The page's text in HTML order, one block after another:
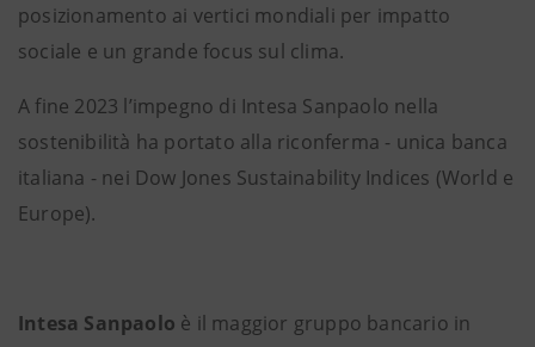
posizionamento ai vertici mondiali per impatto
sociale e un grande focus sul clima.
A fine 2023 l’impegno di Intesa Sanpaolo nella
sostenibilità ha portato alla riconferma - unica banca
italiana - nei Dow Jones Sustainability Indices (World e
Europe).
Intesa Sanpaolo è il maggior gruppo bancario in